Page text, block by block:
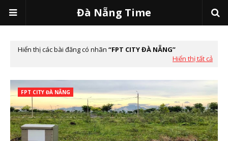
Đà Nẵng Time
Hiển thị các bài đăng có nhãn
FPT CITY ĐÀ NẴNG
Hiển thị tất cả
FPT CITY ĐÀ NẴNG